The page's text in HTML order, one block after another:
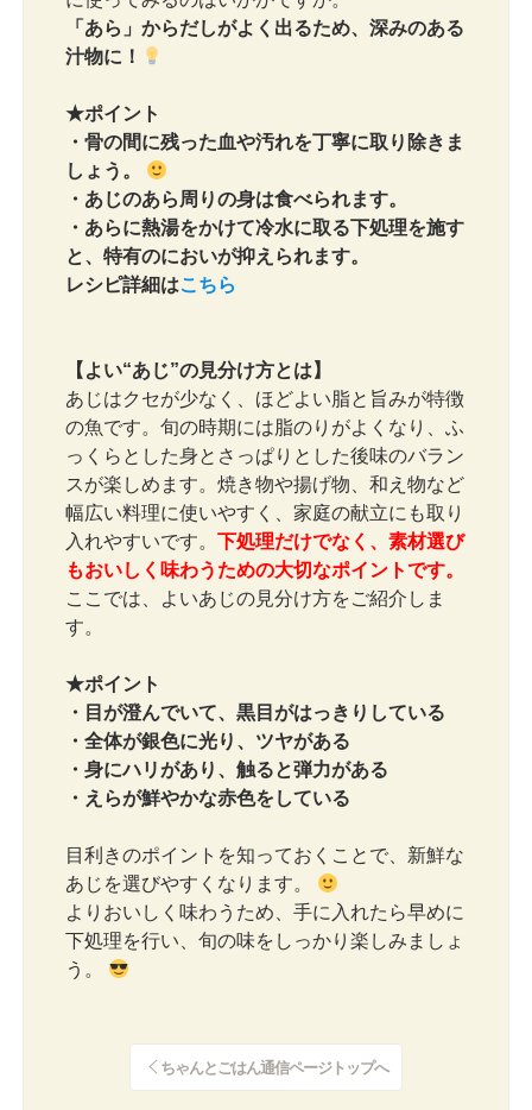
「あら」からだしがよく出るため、深みのある
汁物に！
★ポイント
・骨の間に残った血や汚れを丁寧に取り除きま
しょう。
・あじのあら周りの身は食べられます。
・あらに熱湯をかけて冷水に取る下処理を施す
と、特有のにおいが抑えられます。
レシピ詳細はこちら
【よい“あじ”の見分け方とは】
あじはクセが少なく、ほどよい脂と旨みが特徴
の魚です。旬の時期には脂のりがよくなり、ふ
っくらとした身とさっぱりとした後味のバラン
スが楽しめます。焼き物や揚げ物、和え物など
幅広い料理に使いやすく、家庭の献立にも取り
入れやすいです。 下処理だけでなく、素材選び
もおいしく味わうための大切なポイントです。
ここでは、よいあじの見分け方をご紹介しま
す。
★ポイント
・目が澄んでいて、黒目がはっきりしている
・全体が銀色に光り、ツヤがある
・身にハリがあり、触ると弾力がある
・えらが鮮やかな赤色をしている
目利きのポイントを知っておくことで、新鮮な
あじを選びやすくなります。
よりおいしく味わうため、手に入れたら早めに
下処理を行い、旬の味をしっかり楽しみましょ
う。
ちゃんとごはん通信ページトップへ